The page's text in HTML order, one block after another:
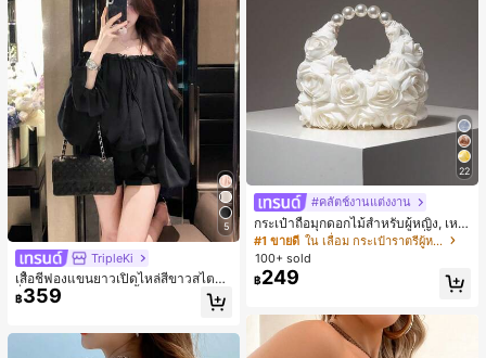
5
TripleKi
เสื้อชีฟองแขนยาวเปิดไหล่สีขาวสไตล์ฝ
รั่งเศสสำหรับผู้หญิง, เสื้อฤดูร้อนหรูหราเ
รียบง่ายเซ็กซี่สวยงามมีเอกลักษณ์สีดำ
฿359
22
#คลัตช์งานแต่งงาน
กระเป๋าถือมุกดอกไม้สำหรับผู้หญิง, เหม
าะสำหรับชุดราตรี, ชุดบอล, เครื่องประ
ดับงานแต่งงาน, กระเป๋าสตางค์สุภาพส
ตรีหรูหรา, ของขวัญสำหรับผู้หญิง (ลาย
สุ่ม)
#1 ขายดี
ใน เลื่อม กระเป๋าราตรีผู้หญิง
100+ sold
฿249